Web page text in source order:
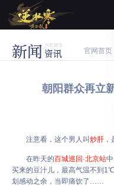
新闻 资讯
NEWS
官网首页
朝阳群众再立
注意看，这个男人叫炒肝
在昨天的百城巡回·北京站
买来的豆汁儿，最高气温不到
划感动之余，当即痛饮了……